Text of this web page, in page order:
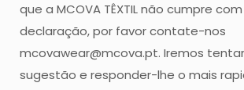
que a MCOVA TÊXTIL não cumpre
declaração, por favor contate-nos
mcovawear@mcova.pt. Iremos
sugestão e responder-lhe o mais